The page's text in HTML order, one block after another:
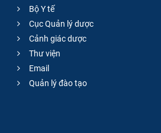
Bộ Y tế
Cục Quản lý dược
Cảnh giác dược
Thư viện
Email
Quản lý đào tạo